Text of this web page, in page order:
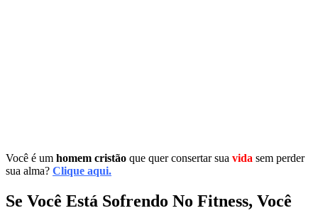
Você é um homem cristão que quer consertar sua vida sem perder
sua alma? Clique aqui.
Se Você Está Sofrendo No Fitness, Você